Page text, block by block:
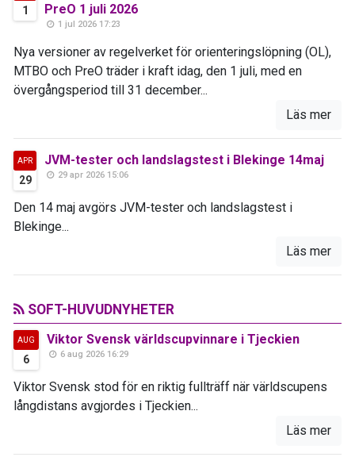
1
PreO 1 juli 2026
1 jul 2026 17:23
Nya versioner av regelverket för orienteringslöpning (OL),
MTBO och PreO träder i kraft idag, den 1 juli, med en
övergångsperiod till 31 december...
Läs mer
APR
29
JVM-tester och landslagstest i Blekinge 14maj
29 apr 2026 15:06
Den 14 maj avgörs JVM-tester och landslagstest i
Blekinge...
Läs mer
SOFT-HUVUDNYHETER
AUG
6
Viktor Svensk världscupvinnare i Tjeckien
6 aug 2026 16:29
Viktor Svensk stod för en riktig fullträff när världscupens
långdistans avgjordes i Tjeckien...
Läs mer